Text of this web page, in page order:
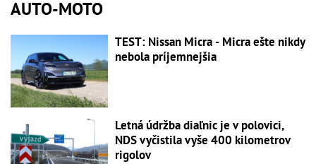
AUTO-MOTO
TEST: Nissan Micra - Micra ešte nikdy
nebola príjemnejšia
Letná údržba diaľnic je v polovici,
NDS vyčistila vyše 400 kilometrov
rigolov